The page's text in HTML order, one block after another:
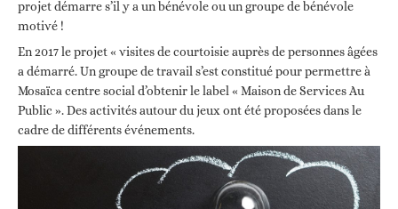
projet démarre s’il y a un bénévole ou un groupe de bénévole
motivé !
En 2017 le projet « visites de courtoisie auprès de personnes âgées
a démarré. Un groupe de travail s’est constitué pour permettre à
Mosaïca centre social d’obtenir le label « Maison de Services Au
Public ». Des activités autour du jeux ont été proposées dans le
cadre de différents événements.